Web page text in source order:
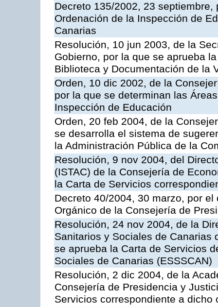
Decreto 135/2002, 23
Ordenación de la Inspección de
Canarias
Resolución, 10 jun 2003, de la
Gobierno, por la que se aprueba
Biblioteca y Documentación de la
Orden, 10 dic 2002, de la
por la que se determinan las
Inspección de Educación
Orden, 20 feb 2004, de la
se desarrolla el sistema de
la Administración Pública de la
Resolución, 9 nov 2004, del
(ISTAC) de la Consejería de
la Carta de Servicios
Decreto 40/2004, 30 marzo, por
Orgánico de la Consejería de
Resolución, 24 nov 2004, de la
Sanitarios y Sociales de Canarias
se aprueba la Carta de Servicios
Sociales de Canarias (ESSSCAN)
Resolución, 2 dic 2004, de la
Consejería de Presidencia y
Servicios correspondiente a dicho